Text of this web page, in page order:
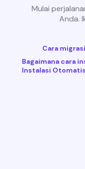
Mulai
Anda.
Cara
Bagaimana cara
Instalasi Otomatis